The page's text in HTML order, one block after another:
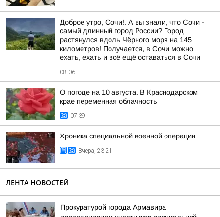
Доброе утро, Сочи!. А вы знали, что Сочи -
самый длинный город России? Город
растянулся вдоль Чёрного моря на 145
километров! Получается, в Сочи можно
ехать, ехать и всё ещё оставаться в Сочи
08:06
О погоде на 10 августа. В Краснодарском
крае переменная облачность
07:39
Хроника специальной военной операции
Вчера, 23:21
ЛЕНТА НОВОСТЕЙ
Прокуратурой города Армавира